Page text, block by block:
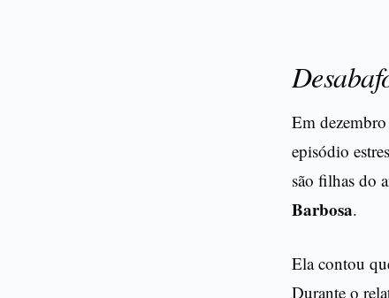
Em
episódio
são filhas do
Barbosa.
Ela contou
Durante o